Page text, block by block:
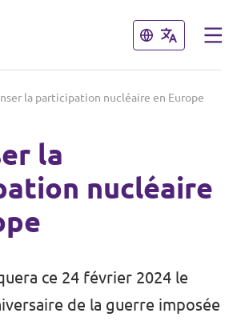
Fermer
Fermer
la participation nucléaire en Europe
la
nucléaire
ce 24 février 2024 le
de la guerre imposée